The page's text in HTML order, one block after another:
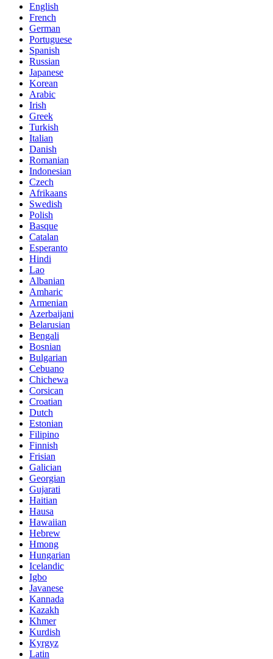
English
French
German
Portuguese
Spanish
Russian
Japanese
Korean
Arabic
Irish
Greek
Turkish
Italian
Danish
Romanian
Indonesian
Czech
Afrikaans
Swedish
Polish
Basque
Catalan
Esperanto
Hindi
Lao
Albanian
Amharic
Armenian
Azerbaijani
Belarusian
Bengali
Bosnian
Bulgarian
Cebuano
Chichewa
Corsican
Croatian
Dutch
Estonian
Filipino
Finnish
Frisian
Galician
Georgian
Gujarati
Haitian
Hausa
Hawaiian
Hebrew
Hmong
Hungarian
Icelandic
Igbo
Javanese
Kannada
Kazakh
Khmer
Kurdish
Kyrgyz
Latin